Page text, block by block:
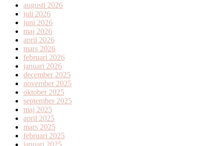
augusti 2026
juli 2026
juni 2026
maj 2026
april 2026
mars 2026
februari 2026
januari 2026
december 2025
november 2025
oktober 2025
september 2025
maj 2025
april 2025
mars 2025
februari 2025
januari 2025